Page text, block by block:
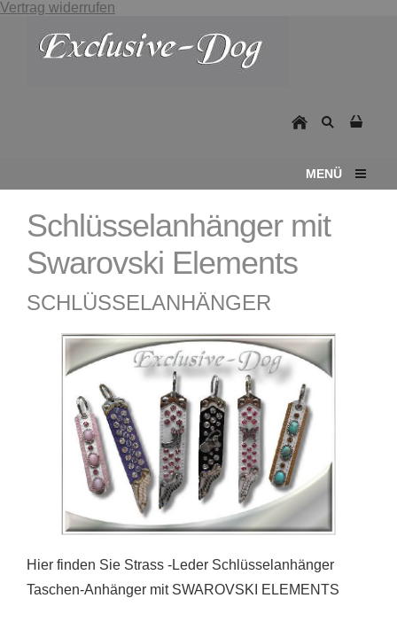
Vertrag widerrufen
MENÜ
Schlüsselanhänger mit
Swarovski Elements
SCHLÜSSELANHÄNGER
Hier finden Sie Strass -Leder Schlüsselanhänger
Taschen-Anhänger mit SWAROVSKI ELEMENTS